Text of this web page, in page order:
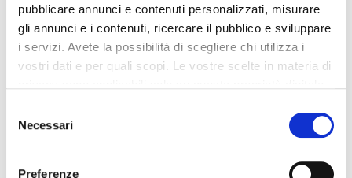
pubblicare annunci e contenuti personalizzati, misurare
gli annunci e i contenuti, ricercare il pubblico e sviluppare
i servizi. Avete la possibilità di scegliere chi utilizza i
vostri dati e per quali scopi. Le vostre scelte in materia di
modificare o revocare il proprio consenso in qualsiasi
momento dalla Dichiarazione sui cookie o facendo clic
delNecessari
Preferenze
piùimportantecome brand.